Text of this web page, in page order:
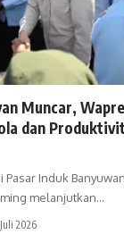
Muncar,
dan
Induk
melanjutkan…
2026